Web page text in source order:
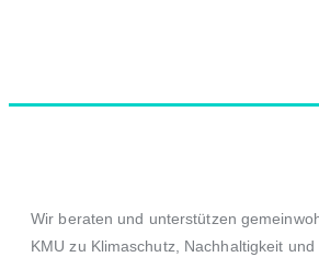
Wir beraten und unterstützen
KMU zu Klimaschutz, Nachhaltigkeit und